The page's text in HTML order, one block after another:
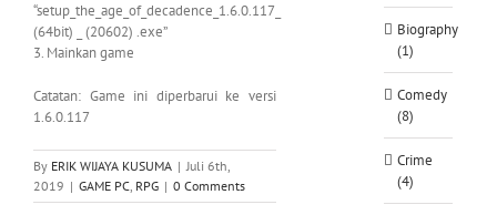
“setup_the_age_of_decadence_1.6.0.117_
(64bit) _ (20602) .exe”
3. Mainkan game
Catatan: Game ini diperbarui ke versi
1.6.0.117
By ERIK WIJAYA KUSUMA | Juli 6th,
2019 | GAME PC, RPG | 0 Comments
Biography
(1)
Comedy
(8)
Crime
(4)